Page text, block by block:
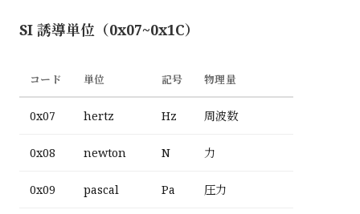
SI 誘導単位（0x07~0x1C）
コード 単位 記号 物理量
0x07 hertz Hz 周波数
0x08 newton N 力
0x09 pascal Pa 圧力